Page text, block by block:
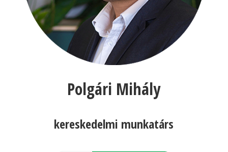
Polgári Mihály
kereskedelmi munkatárs